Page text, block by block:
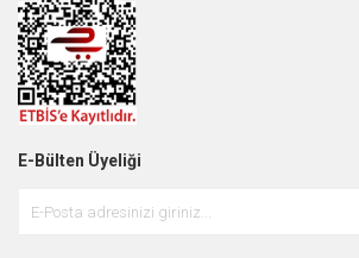
E-Bülten Üyeliği